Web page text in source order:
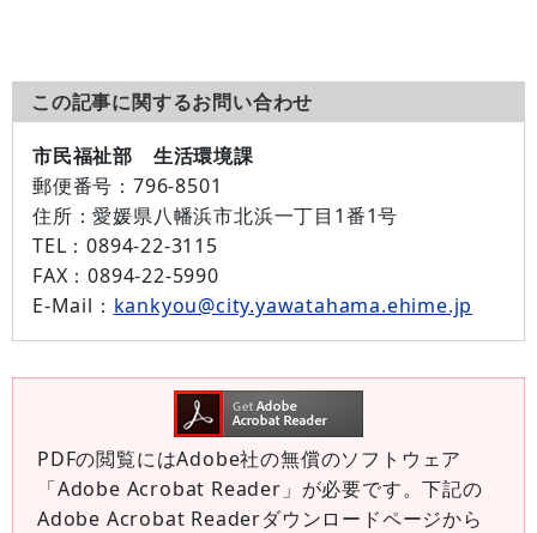
この記事に関するお問い合わせ
市民福祉部 生活環境課
郵便番号： 796-8501
住所：愛媛県八幡浜市北浜一丁目1番1号
TEL：0894-22-3115
FAX：0894-22-5990
E-Mail： kankyou@city.yawatahama.ehime.jp
PDFの閲覧にはAdobe社の無償のソフトウェア
「Adobe Acrobat Reader」が必要です。下記の
Adobe Acrobat Readerダウンロードページから